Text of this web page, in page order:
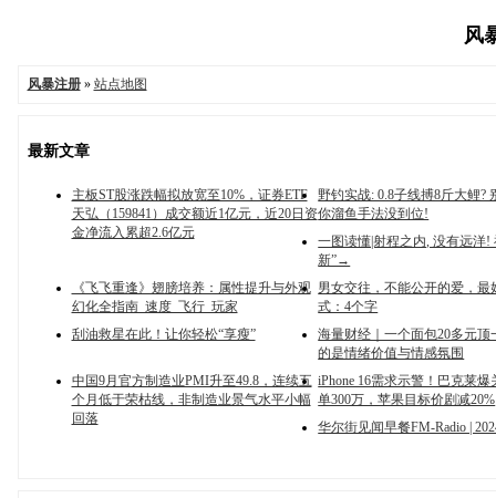
风
风暴注册» 站点地图
最新文章
主板ST股涨跌幅拟放宽至10%，证券ETF
天弘（159841）成交额近1亿元，近20日资
金净流入累超2.6亿元
野钓实战: 0.8子线搏8斤大鲤?
你溜鱼手法没到位!
一图读懂|射程之内, 没有远洋!
新”→
《飞飞重逢》翅膀培养：属性提升与外观
幻化全指南_速度_飞行_玩家
男女交往，不能公开的爱，最
式：4个字
刮油救星在此！让你轻松“享瘦”
海量财经｜一个面包20多元顶
的是情绪价值与情感氛围
中国9月官方制造业PMI升至49.8，连续五
个月低于荣枯线，非制造业景气水平小幅
回落
iPhone 16需求示警！巴克莱
单300万，苹果目标价剧减20%
华尔街见闻早餐FM-Radio |